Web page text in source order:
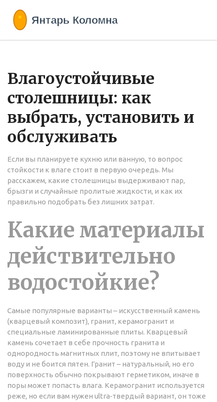
Влагоустойчивые
столешницы: как
выбрать, установить и
обслуживать
Если вы планируете кухню или ванную, то вопрос
стойкости к влаге стоит в первую очередь. Мы
расскажем, какие столешницы выдерживают пар,
брызги и случайные пролитые жидкости, и как их
правильно подобрать без лишних затрат.
Какие материалы
действительно
водостойкие?
Самые популярные варианты – искусственный камень
(кварцевый композит), гранит, керамогранит и
специальные ламинированные плиты. Кварцевый
камень сочетает в себе прочность гранита и
однородность магнитных плит, поэтому не впитывает
воду и не боится пятен. Гранит – натуральный, но его
поверхность обычно покрывают герметиком, иначе в
поры может попасть влага. Керамогранит используется
реже, но если вам нужен ultra‑твердый вариант, он тоже